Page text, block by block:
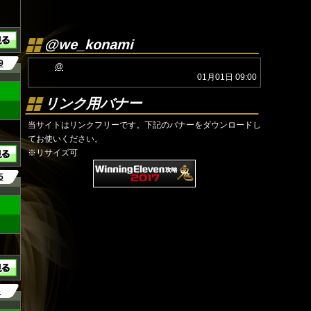
@we_konami
@
01月01日 09:00
リンク用バナー
当サイトはリンクフリーです。下記のバナーをダウンロードし
てお使いください。
※リサイズ可